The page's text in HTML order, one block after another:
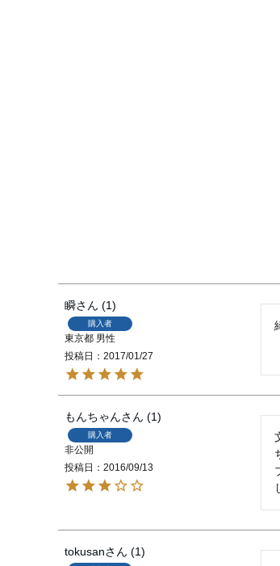
瞬 1
購入者
東京都 男性
投稿日
2017/01/27
もんちゃん 1
購入者
非公開
投稿日
2016/09/13
tokusan 1